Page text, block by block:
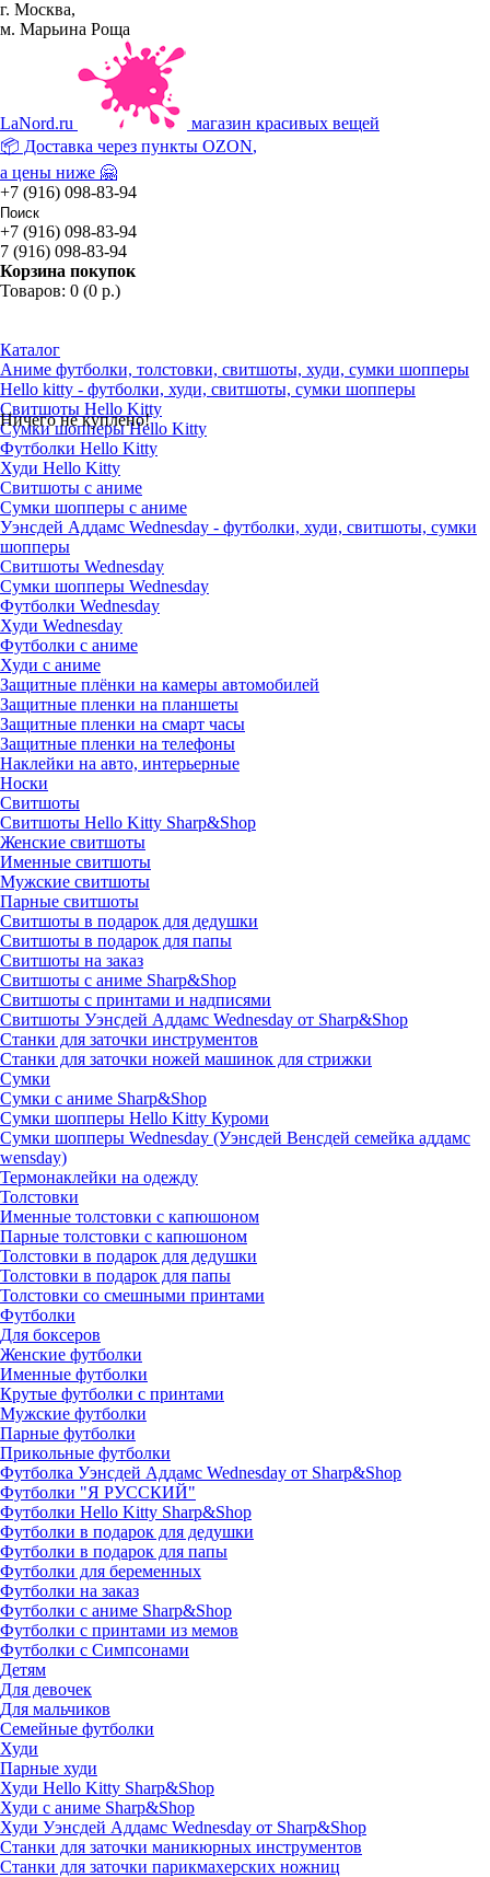
г. Москва,
м. Марьина Роща
LaNord.ru
магазин красивых вещей
📦 Доставка через пункты OZON,
а цены ниже 🤗
+7 (916) 098-83-94
+7 (916) 098-83-94
7 (916) 098-83-94
Корзина покупок
Товаров: 0 (0 р.)
Ничего не куплено!
Каталог
Аниме футболки, толстовки, свитшоты, худи, сумки шопперы
Hello kitty - футболки, худи, свитшоты, сумки шопперы
Свитшоты Hello Kitty
Сумки шопперы Hello Kitty
Футболки Hello Kitty
Худи Hello Kitty
Свитшоты с аниме
Сумки шопперы с аниме
Уэнсдей Аддамс Wednesday - футболки, худи, свитшоты, сумки
шопперы
Свитшоты Wednesday
Сумки шопперы Wednesday
Футболки Wednesday
Худи Wednesday
Футболки с аниме
Худи с аниме
Защитные плёнки на камеры автомобилей
Защитные пленки на планшеты
Защитные пленки на смарт часы
Защитные пленки на телефоны
Наклейки на авто, интерьерные
Носки
Свитшоты
Cвитшоты Hello Kitty Sharp&Shop
Женские свитшоты
Именные свитшоты
Мужские свитшоты
Парные свитшоты
Свитшоты в подарок для дедушки
Свитшоты в подарок для папы
Свитшоты на заказ
Свитшоты с аниме Sharp&Shop
Свитшоты с принтами и надписями
Свитшоты Уэнсдей Аддамс Wednesday от Sharp&Shop
Станки для заточки инструментов
Станки для заточки ножей машинок для стрижки
Сумки
Сумки с аниме Sharp&Shop
Сумки шопперы Hello Kitty Куроми
Сумки шопперы Wednesday (Уэнсдей Венсдей семейка аддамс
wensday)
Термонаклейки на одежду
Толстовки
Именные толстовки с капюшоном
Парные толстовки с капюшоном
Толстовки в подарок для дедушки
Толстовки в подарок для папы
Толстовки со смешными принтами
Футболки
Для боксеров
Женские футболки
Именные футболки
Крутые футболки с принтами
Мужские футболки
Парные футболки
Прикольные футболки
Футболка Уэнсдей Аддамс Wednesday от Sharp&Shop
Футболки "Я РУССКИЙ"
Футболки Hello Kitty Sharp&Shop
Футболки в подарок для дедушки
Футболки в подарок для папы
Футболки для беременных
Футболки на заказ
Футболки с аниме Sharp&Shop
Футболки с принтами из мемов
Футболки с Симпсонами
Детям
Для девочек
Для мальчиков
Семейные футболки
Худи
Парные худи
Худи Hello Kitty Sharp&Shop
Худи с аниме Sharp&Shop
Худи Уэнсдей Аддамс Wednesday от Sharp&Shop
Станки для заточки маникюрных инструментов
Станки для заточки парикмахерских ножниц